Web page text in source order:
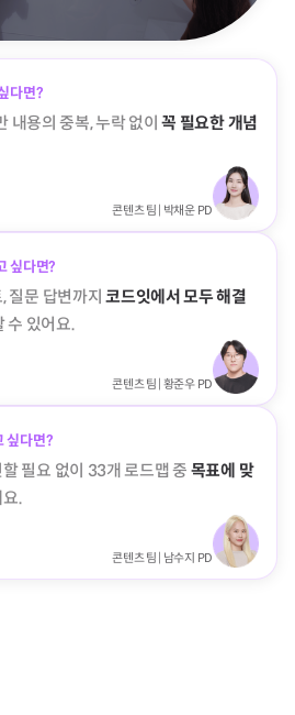
다면?
내용의 중복, 누락 없이꼭 필요한 개념
콘텐츠 팀 | 박채운 PD
싶다면?
질문 답변까지코드잇에서 모두 해결
수 있어요.
콘텐츠 팀 | 황준우 PD
싶다면?
필요 없이 33개 로드맵 중 목표에 맞
.
콘텐츠 팀 | 남수지 PD